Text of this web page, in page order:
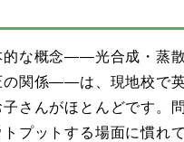
的な概念——光合成・蒸散
の関係——は、現地校で
子さんがほとんどです。
プットする場面に慣れ